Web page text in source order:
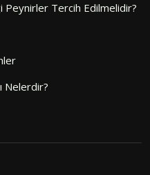
Tercih Edilmelidir?
Nelerdir?